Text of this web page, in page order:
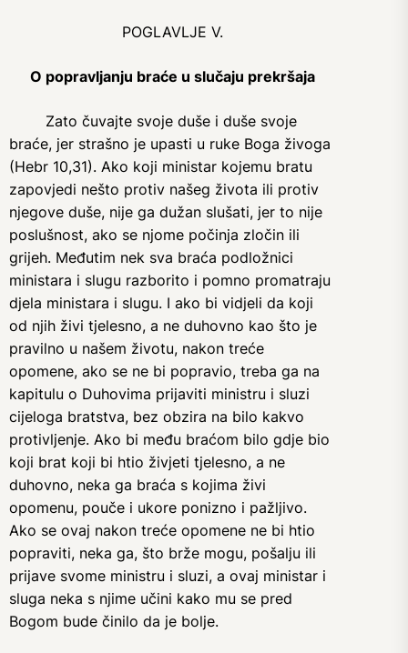
POGLAVLJE V.
O popravljanju braće u slučaju prekršaja
Zato čuvajte svoje duše i duše svoje
braće, jer strašno je upasti u ruke Boga živoga
(Hebr 10,31). Ako koji ministar kojemu bratu
zapovjedi nešto protiv našeg života ili protiv
njegove duše, nije ga dužan slušati, jer to nije
poslušnost, ako se njome počinja zločin ili
grijeh. Međutim nek sva braća podložnici
ministara i slugu razborito i pomno promatraju
djela ministara i slugu. I ako bi vidjeli da koji
od njih živi tjelesno, a ne duhovno kao što je
pravilno u našem životu, nakon treće
opomene, ako se ne bi popravio, treba ga na
kapitulu o Duhovima prijaviti ministru i sluzi
cijeloga bratstva, bez obzira na bilo kakvo
protivljenje. Ako bi među braćom bilo gdje bio
koji brat koji bi htio živjeti tjelesno, a ne
duhovno, neka ga braća s kojima živi
opomenu, pouče i ukore ponizno i pažljivo.
Ako se ovaj nakon treće opomene ne bi htio
popraviti, neka ga, što brže mogu, pošalju ili
prijave svome ministru i sluzi, a ovaj ministar i
sluga neka s njime učini kako mu se pred
Bogom bude činilo da je bolje.